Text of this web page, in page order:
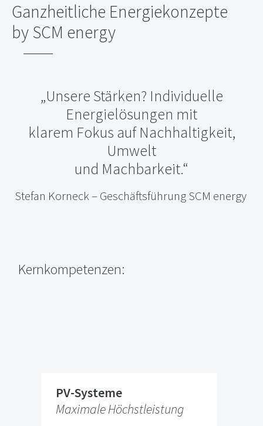
Ganzheitliche Energiekonzepte
by SCM energy
„Unsere Stärken? Individuelle
Energielösungen mit
klarem Fokus auf Nachhaltigkeit,
Umwelt
und Machbarkeit.“
Stefan Korneck – Geschäftsführung SCM energy
Kernkompetenzen:
PV-Systeme
Maximale Höchstleistung